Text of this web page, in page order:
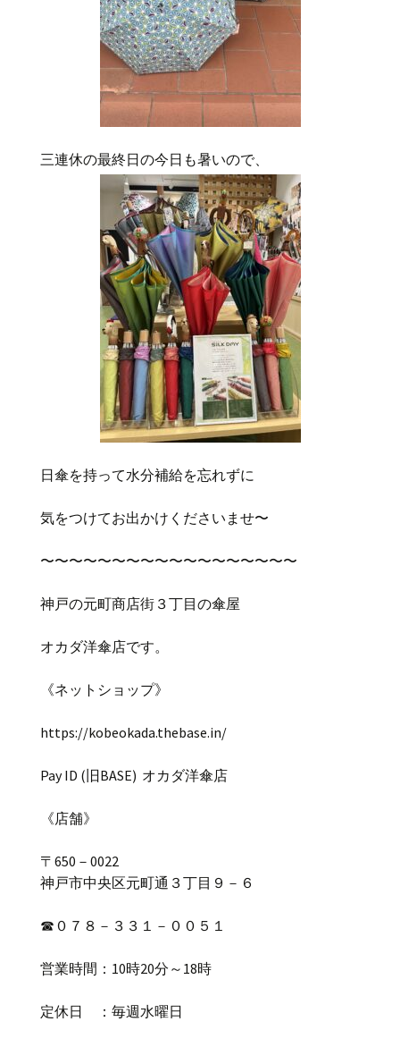
三連休の最終日の今日も暑いので、
日傘を持って水分補給を忘れずに
気をつけてお出かけくださいませ〜
〜〜〜〜〜〜〜〜〜〜〜〜〜〜〜〜〜〜
神戸の元町商店街３丁目の傘屋
オカダ洋傘店です。
《ネットショップ》
https://kobeokada.thebase.in/
Pay ID ( 旧BASE) オカダ洋傘店
《店舗》
〒 650 － 0022
神戸市中央区元町通３丁目９－６
☎ ０７８－３３１－００５１
営業時間： 10時20分～ 18時
定休日 ：毎週水曜日